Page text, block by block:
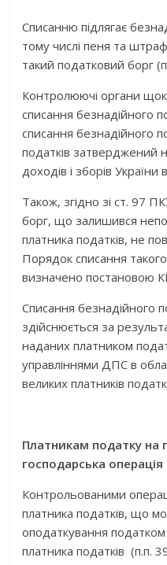
Списанню підлягає
тому числі пеня та
такий податковий борг
Контролюючі органи
списання безнадійного
списання безнадійного
податків затверджений
доходів і зборів
Також, згідно зі ст. 97
борг, що залишився
платника податків, не
Порядок списання
визначено постановою
Списання безнадійного
здійснюється за
наданих платником
управліннями ДПС в
великих платників
Платникам податку на
господарська
Контрольованими
платника податків, що
оподаткування
платника податків (п.п.